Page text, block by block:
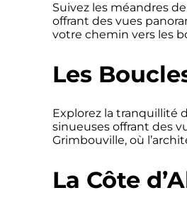
Suivez les méandres
offrant des vues
votre chemin vers les
Les
Explorez la tranquillité
sinueuses offrant des
Grimbouville, où
La Côte